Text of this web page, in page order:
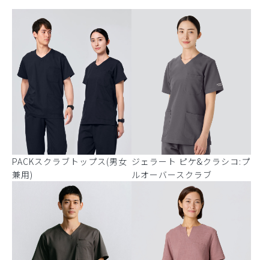
PACKスクラブトップス(男女
兼用)
ジェラート ピケ&クラシコ:プ
ルオーバースクラブ